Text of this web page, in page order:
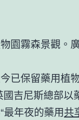
園霧森景觀。
已保留藥用植
吉尼斯總部
最年夜的藥用共